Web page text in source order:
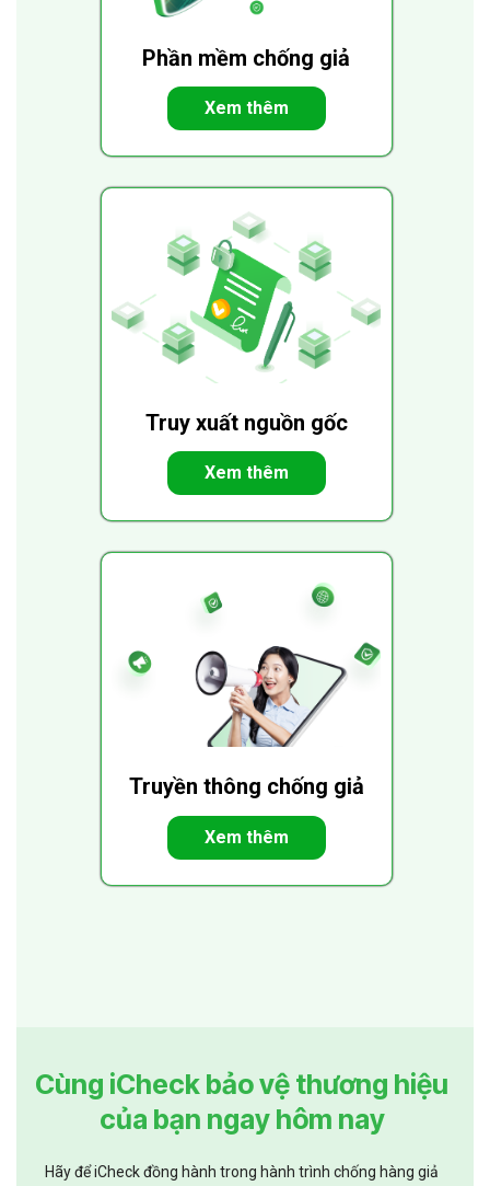
Phần mềm chống giả
Xem thêm
Xem thêm
Truyền thông chống giả
Xem thêm
Truy xuất nguồn gốc
Cùng iCheck bảo vệ thương hiệu
của bạn ngay hôm nay
Hãy để iCheck đồng hành trong hành trình chống hàng giả